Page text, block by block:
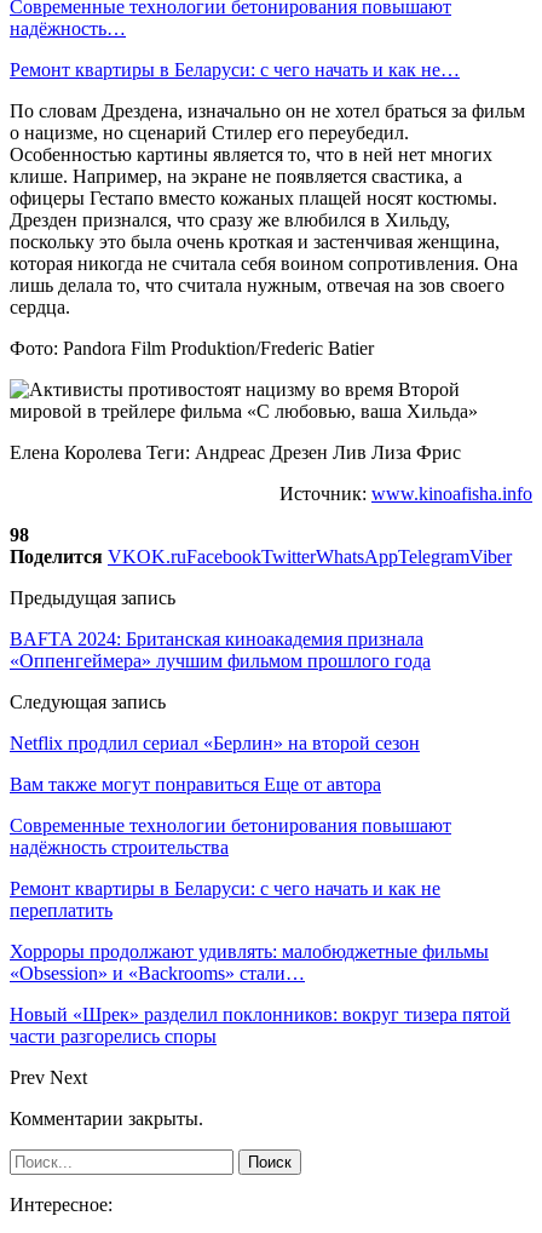
Современные технологии бетонирования повышают
надёжность…
Ремонт квартиры в Беларуси: с чего начать и как не…
По словам Дрездена, изначально он не хотел браться за фильм
о нацизме, но сценарий Стилер его переубедил.
Особенностью картины является то, что в ней нет многих
клише. Например, на экране не появляется свастика, а
офицеры Гестапо вместо кожаных плащей носят костюмы.
Дрезден признался, что сразу же влюбился в Хильду,
поскольку это была очень кроткая и застенчивая женщина,
которая никогда не считала себя воином сопротивления. Она
лишь делала то, что считала нужным, отвечая на зов своего
сердца.
Фото: Pandora Film Produktion/Frederic Batier
Елена Королева Теги: Андреас Дрезен Лив Лиза Фрис
Источник: www.kinoafisha.info
98
Поделится VKOK.ruFacebookTwitterWhatsAppTelegramViber
Предыдущая запись
BAFTA 2024: Британская киноакадемия признала
«Оппенгеймера» лучшим фильмом прошлого года
Следующая запись
Netflix продлил сериал «Берлин» на второй сезон
Вам также могут понравиться Еще от автора
Современные технологии бетонирования повышают
надёжность строительства
Ремонт квартиры в Беларуси: с чего начать и как не
переплатить
Хорроры продолжают удивлять: малобюджетные фильмы
«Obsession» и «Backrooms» стали…
Новый «Шрек» разделил поклонников: вокруг тизера пятой
части разгорелись споры
Prev Next
Комментарии закрыты.
Интересное: